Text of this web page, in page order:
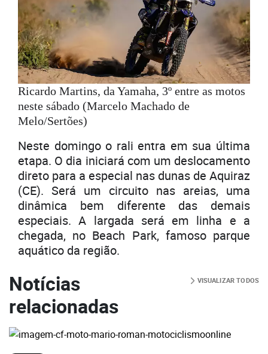
Ricardo Martins, da Yamaha, 3º entre as motos
neste sábado (Marcelo Machado de
Melo/Sertões)
Neste domingo o rali entra em sua última
etapa. O dia iniciará com um deslocamento
direto para a especial nas dunas de Aquiraz
(CE). Será um circuito nas areias, uma
dinâmica bem diferente das demais
especiais. A largada será em linha e a
chegada, no Beach Park, famoso parque
aquático da região.
Notícias
relacionadas
VISUALIZAR TODOS